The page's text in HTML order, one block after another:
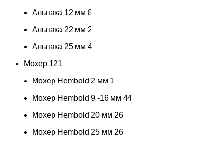
Альпака 12 мм 8
Альпака 22 мм 2
Альпака 25 мм 4
Мохер 121
Мохер Hembold 2 мм 1
Мохер Hembold 9 -16 мм 44
Мохер Hembold 20 мм 26
Мохер Hembold 25 мм 26